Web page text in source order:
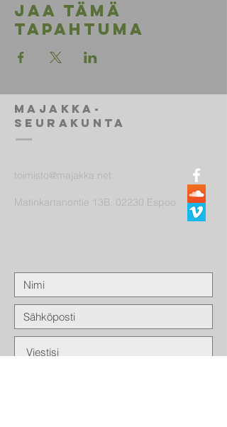
Jaa tämä
tapahtuma
Majakka-
seurakunta
toimisto@majakka.net
Matinkartanontie 13B, 02230 Espoo